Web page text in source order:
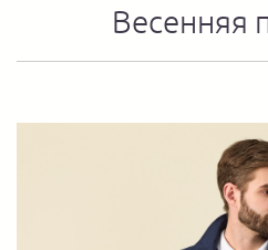
Весенняя